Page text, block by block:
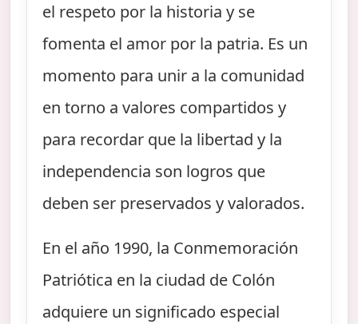
el respeto por la historia y se
fomenta el amor por la patria. Es un
momento para unir a la comunidad
en torno a valores compartidos y
para recordar que la libertad y la
independencia son logros que
deben ser preservados y valorados.
En el año 1990, la Conmemoración
Patriótica en la ciudad de Colón
adquiere un significado especial